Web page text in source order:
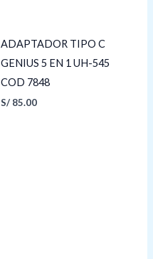
ADAPTADOR TIPO C
GENIUS 5 EN 1 UH-545
COD 7848
S/ 85.00